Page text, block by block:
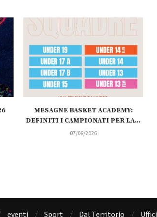
MESAGNE BASKET ACADEMY:
DEFINITI I CAMPIONATI PER LA...
07/08/2026
eventi Sport Dal Territorio